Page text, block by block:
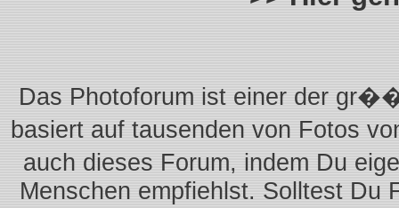
Das Photoforum ist einer der
basiert auf tausenden von Fotos
auch dieses Forum, indem Du
Menschen empfiehlst. Solltest Du